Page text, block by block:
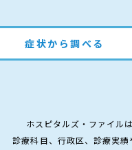
症状から調べる
ホスピタルズ・ファイル
診療科目、行政区、診療実